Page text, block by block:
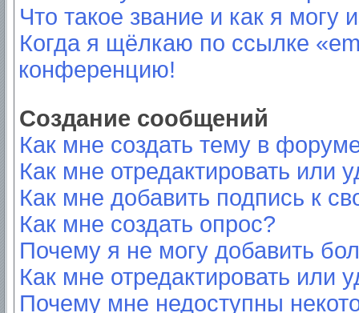
Что такое звание и как я могу
Когда я щёлкаю по ссылке
конференцию!
Создание сообщений
Как мне создать тему в
Как мне отредактировать или
Как мне добавить подпись к
Как мне создать опрос?
Почему я не могу добавить
Как мне отредактировать или
Почему мне недоступны